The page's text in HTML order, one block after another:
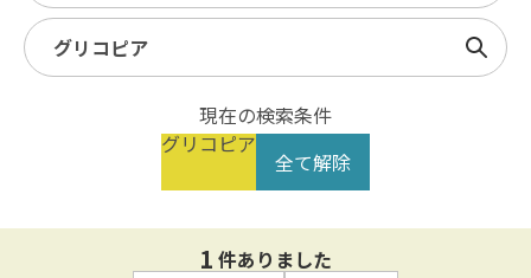
検索
現在の検索条件
グリコピア
全て解除
1 件ありました